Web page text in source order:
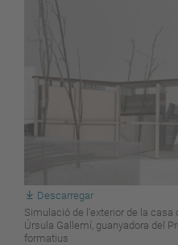
Descarregar
Simulació de l'exterior de la
Úrsula Gallemí, guanyadora del
formatius